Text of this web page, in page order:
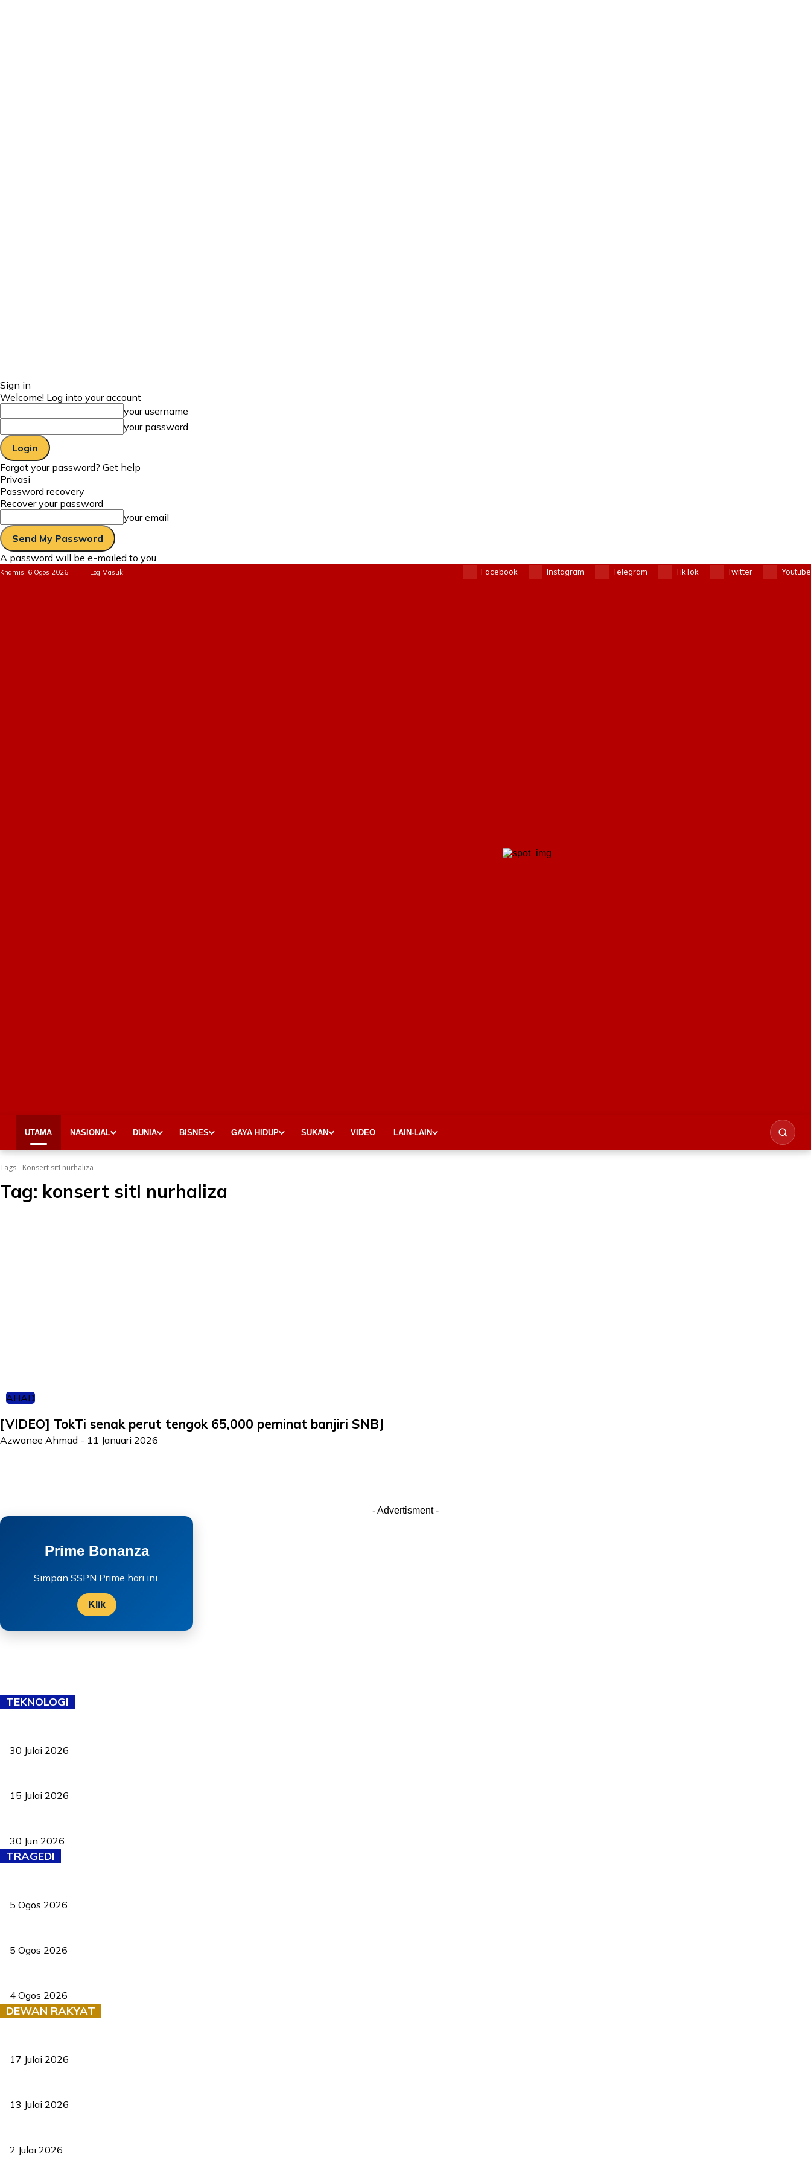
Sign in
Welcome! Log into your account
your username
your password
Forgot your password? Get help
Privasi
Password recovery
Recover your password
your email
A password will be e-mailed to you.
Khamis, 6 Ogos 2026 Log Masuk Facebook Instagram Telegram TikTok Twitter Youtube
UTAMA NASIONAL DUNIA BISNES GAYA HIDUP SUKAN VIDEO LAIN-LAIN
Tags Konsert sitI nurhaliza
Tag: konsert sitI nurhaliza
AHAD
[VIDEO] TokTi senak perut tengok 65,000 peminat banjiri SNBJ
Azwanee Ahmad - 11 Januari 2026
- Advertisment -
Prime Bonanza
Simpan SSPN Prime hari ini.
Klik
TEKNOLOGI
30 Julai 2026
15 Julai 2026
30 Jun 2026
TRAGEDI
5 Ogos 2026
5 Ogos 2026
4 Ogos 2026
DEWAN RAKYAT
17 Julai 2026
13 Julai 2026
2 Julai 2026